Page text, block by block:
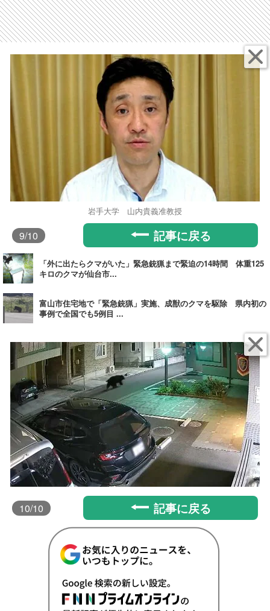
岩手大学 山内貴義准教授
9/10 記事に戻る
「外に出たらクマがいた」緊急銃猟まで緊迫の14時間 体重125
キロのクマが仙台市...
富山市住宅地で「緊急銃猟」実施、成獣のクマを駆除 県内初の
事例で全国でも5例目 ...
10/10 記事に戻る